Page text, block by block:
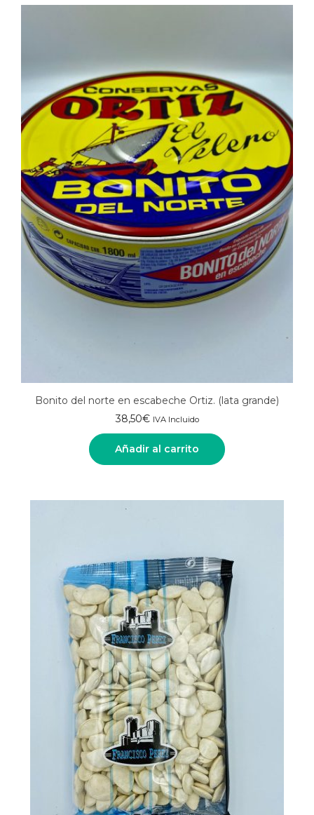
Bonito del norte en escabeche Ortiz. (lata grande)
38,50€ IVA Incluido
Añadir al carrito